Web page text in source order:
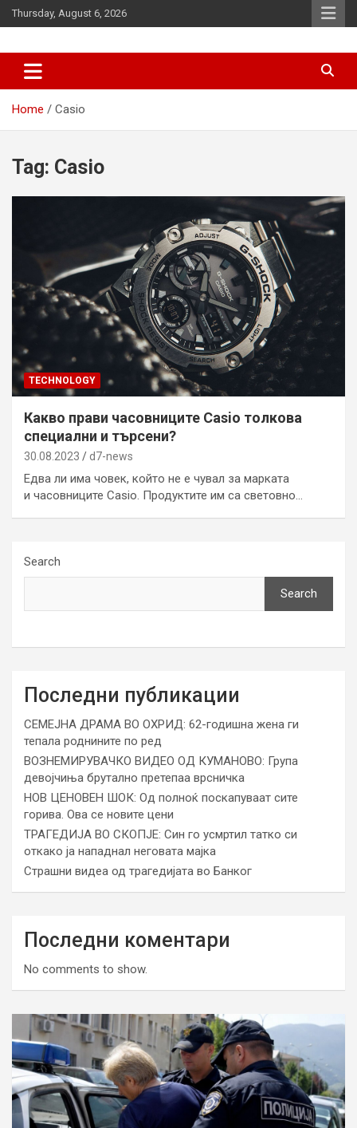
Skip
to
Thursday, August 6, 2026
d7-news.com
Home Casio
Tag: Casio
TECHNOLOGY
Какво прави часовниците Casio толкова
специални и търсени?
30.08.2023 d7-news
Едва ли има човек, който не е чувал за марката
и часовниците Casio. Продуктите им са световно…
Search
Search
Последни публикации
СЕМЕЈНА ДРАМА ВО ОХРИД: 62-годишна жена ги
тепала роднините по ред
ВОЗНЕМИРУВАЧКО ВИДЕО ОД КУМАНОВО: Група
девојчиња брутално претепаа врсничка
НОВ ЦЕНОВЕН ШОК: Од полноќ поскапуваат сите
горива. Ова се новите цени
ТРАГЕДИЈА ВО СКОПЈЕ: Син го усмртил татко си
откако ја нападнал неговата мајка
Страшни видеа од трагедијата во Банког
Последни коментари
No comments to show.